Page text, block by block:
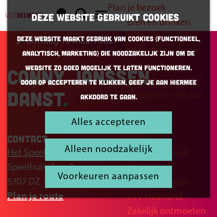
Deze website gebruikt cookies
Deze website maakt gebruik van cookies (Functioneel,
Analytisch, Marketing) die noodzakelijk zijn om de
website zo goed mogelijk te laten functioneren.
Door op accepteren te klikken, geef je aan hiermee
akkoord te gaan.
Alles accepteren
Alleen noodzakelijk
Voorkeuren aanpassen
K
a
a
r
t
Z
o
e
k
e
n
M
e
n
u
Plan je bezoek
Eten en drinken
Uitgaan
Winkelen
Overnachten
Helmond in 24 uur
Helmond in 48 uur
Inspiratie
Praktisch
Bereikbaarheid
Parkeren
Openingstijden
VVV Helmond
Zakelijk ontmoeten
dinsdag 16 maart 2027
Conny Janssen
Danst
Contact
Het Speelhuis
Speelhuisplein 2
5707 DZ Helmond
Plan je routen